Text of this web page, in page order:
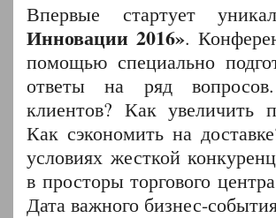
Впервые стартует
Инновации 2016».
помощью специально
ответы на ряд
клиентов? Как увеличить
Как сэкономить на
условиях жесткой
в просторы торгового
Дата важного бизнес-